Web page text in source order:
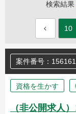
検索結果
10
案件番号：
資格を生かす
（非公開求人